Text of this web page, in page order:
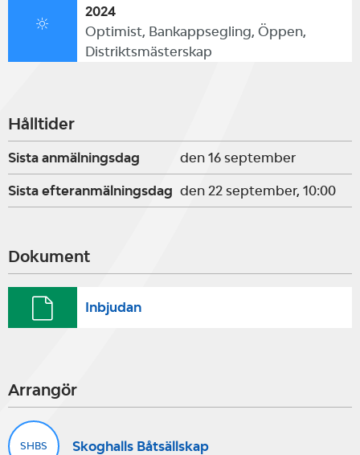
2024
Optimist, Bankappsegling, Öppen,
Distriktsmästerskap
Hålltider
Sista anmälningsdag den 16 september
Sista efteranmälningsdag den 22 september, 10:00
Dokument
Inbjudan
Arrangör
SHBS Skoghalls Båtsällskap